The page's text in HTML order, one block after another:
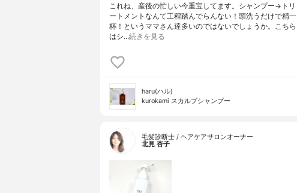
これね、産後の忙しい今重宝してます。シャンプー→トリ
ートメントなんて工程踏んでらんない！頭洗うだけで精一
杯！というママさん達多いのではないでしょうか。こちら
はシ…続きを見る
haru(ハル)
kurokami スカルプシャンプー
毛髪診断士 / ヘアケアサロンオーナー
北見 杏子